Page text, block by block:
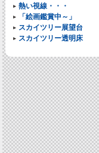
熱い視線・・・
「絵画鑑賞中～」
スカイツリー展望台
スカイツリー透明床